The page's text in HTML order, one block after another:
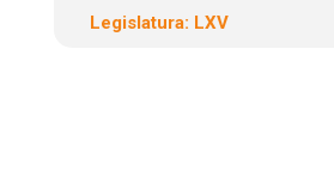
Legislatura: LXV